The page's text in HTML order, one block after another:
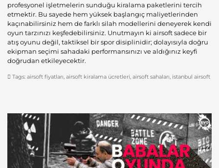
profesyonel işletmelerin sunduğu kiralama paketlerini tercih
etmektir. Bu sayede hem yüksek başlangıç maliyetlerinden
kaçınabilirsiniz hem de farklı silah modellerini deneyerek kendi
oyun tarzınızı keşfedebilirsiniz. Unutmayın ki airsoft sadece bir
atış oyunu değil, taktiksel bir spor disiplinidir; dolayısıyla doğru
ekipman seçimi sahadaki performansınızı ve aldığınız keyfi
doğrudan etkileyecektir.
Tags: airsoft fiyatları airsoft kiralama ücretleri airsoft sahaları istanbul airsoft